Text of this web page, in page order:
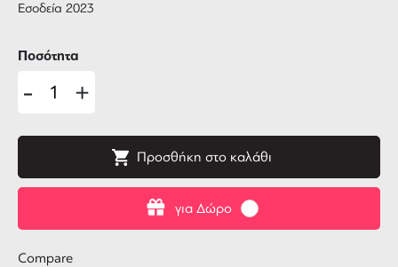
Εσοδεία 2023
για Δώρο
Ποσότητα
- +
Προσθήκη στο καλάθι
Compare